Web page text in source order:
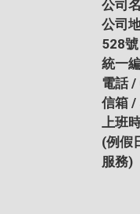
公司
公司
528號
統一
電話
信箱
上班
(例假
服務)